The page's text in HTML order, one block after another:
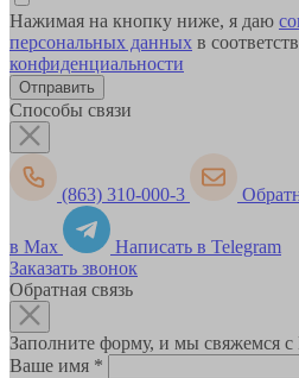
Нажимая на кнопку ниже, я даю
персональных данных в
конфиденциальности
Способы связи
(863) 310-000-3
в Max
Написать в Telegram
Заказать звонок
Обратная связь
Заполните форму, и мы свяжемся
Ваше имя *